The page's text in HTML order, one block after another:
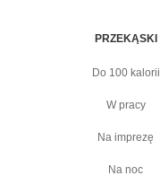
PRZEKĄSKI
Do 100 kalorii
W pracy
Na imprezę
Na noc